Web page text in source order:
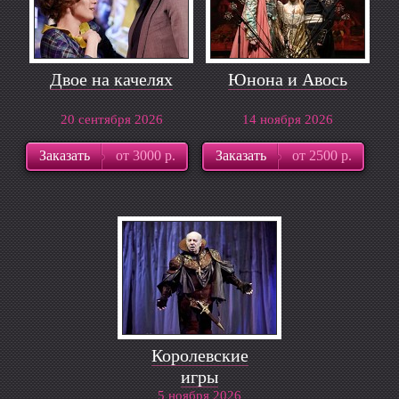
Двое на качелях
20 сентября 2026
Заказать от 3000 р.
Юнона и Авось
14 ноября 2026
Заказать от 2500 р.
Королевские
игры
5 ноября 2026